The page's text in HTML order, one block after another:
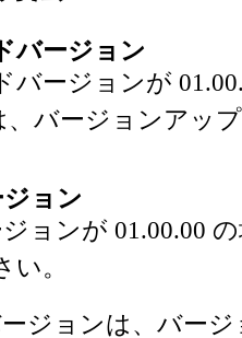
バージョン
バージョンが
、バージョンアッ
ョン
ョンが 01.00.00
。
ジョンは、バージ